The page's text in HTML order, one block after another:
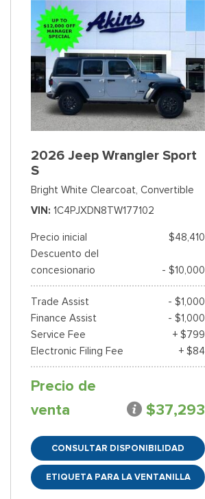
2026 Jeep Wrangler Sport
S
Bright White Clearcoat, Convertible
VIN 1C4PJXDN8TW177102
Precio inicial
$48,410
Descuento del
concesionario
- $10,000
Trade Assist
- $1,000
Finance Assist
- $1,000
Service Fee
+ $799
Electronic Filing Fee
+ $84
Precio de
venta
$37,293
CONSULTAR DISPONIBILIDAD
ETIQUETA PARA LA VENTANILLA